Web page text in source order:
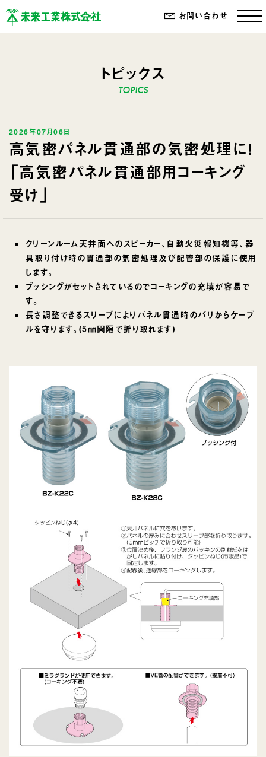
お問い合わせ
トピックス
2026年07月06日
高気密パネル貫通部の気密処理に！
「高気密パネル貫通部用コーキング
受け」
クリーンルーム天井面へのスピーカー、自動火災報知機等、器
具取り付け時の貫通部の気密処理及び配管部の保護に使用
します。
ブッシングがセットされているのでコーキングの充填が容易で
す。
長さ調整できるスリーブによりパネル貫通時のバリからケーブ
ルを守ります。(5㎜間隔で折り取れます)